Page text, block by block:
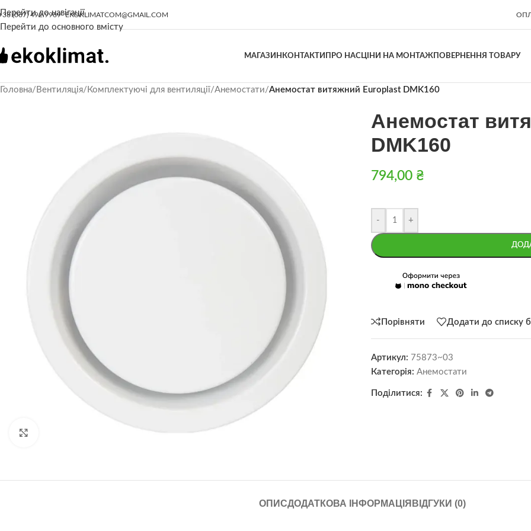
Перейти до навігації
Перейти до основного вмісту
(067) 492 9969 EKOKLIMATCOM@GMAIL.COM
МАГАЗИН КОНТАКТИ ПРО НАСЦІНИ НА МОНТАЖПОВЕРНЕННЯ ТОВАРУ
Головна/ Вентиляція/ Комплектуючі для вентиляції/Анемостати/Анемостат витяжний Europlast DMK160
Анемостат
DMK160
794,00 ₴
- +
Порівняти Додати до списку
Артикул: 75873~03
Категорія: Анемостати
Поділитися:
ОПИСДОДАТКОВА ІНФОРМАЦІЯ ВІДГУКИ (0)